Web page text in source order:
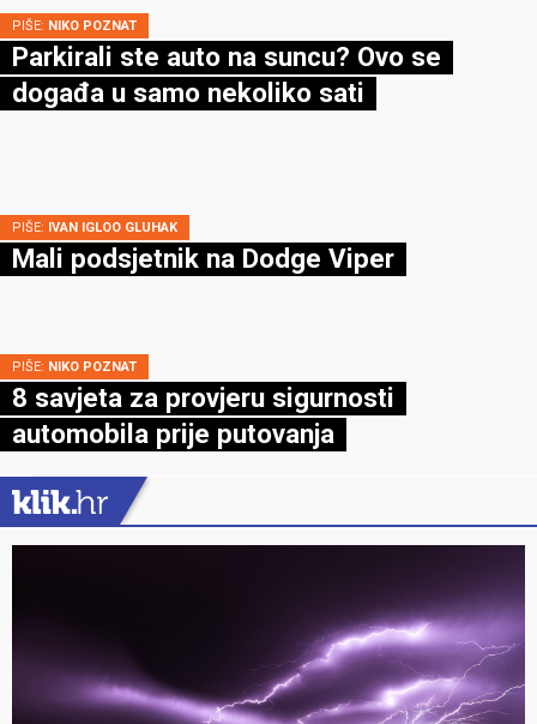
PIŠE: NIKO POZNAT
Parkirali ste auto na suncu? Ovo se
događa u samo nekoliko sati
PIŠE: IVAN IGLOO GLUHAK
Mali podsjetnik na Dodge Viper
PIŠE: NIKO POZNAT
8 savjeta za provjeru sigurnosti
automobila prije putovanja